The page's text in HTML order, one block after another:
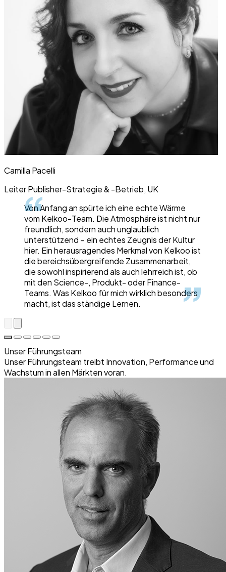
Camilla Pacelli
Leiter Publisher-Strategie & -Betrieb, UK
Von Anfang an spürte ich eine echte Wärme
vom Kelkoo-Team. Die Atmosphäre ist nicht nur
freundlich, sondern auch unglaublich
unterstützend – ein echtes Zeugnis der Kultur
hier. Ein herausragendes Merkmal von Kelkoo ist
die bereichsübergreifende Zusammenarbeit,
die sowohl inspirierend als auch lehrreich ist, ob
mit den Science-, Produkt- oder Finance-
Teams. Was Kelkoo für mich wirklich besonders
macht, ist das ständige Lernen.
Unser Führungsteam
Unser Führungsteam treibt Innovation, Performance und
Wachstum in allen Märkten voran.